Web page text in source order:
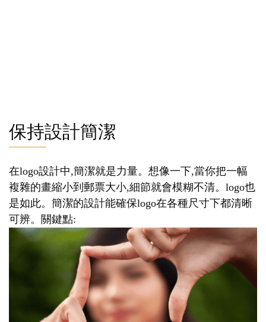
保持設計簡潔
在logo設計中,簡潔就是力量。想像一下,當你把一幅
複雜的畫縮小到郵票大小,細節就會模糊不清。logo也
是如此。簡潔的設計能確保logo在各種尺寸下都清晰
可辨。關鍵點: